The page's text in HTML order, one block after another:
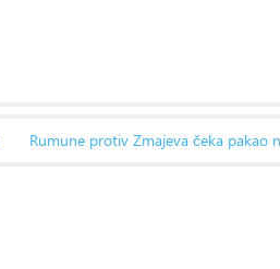
Rumune protiv Zmajeva čeka pakao